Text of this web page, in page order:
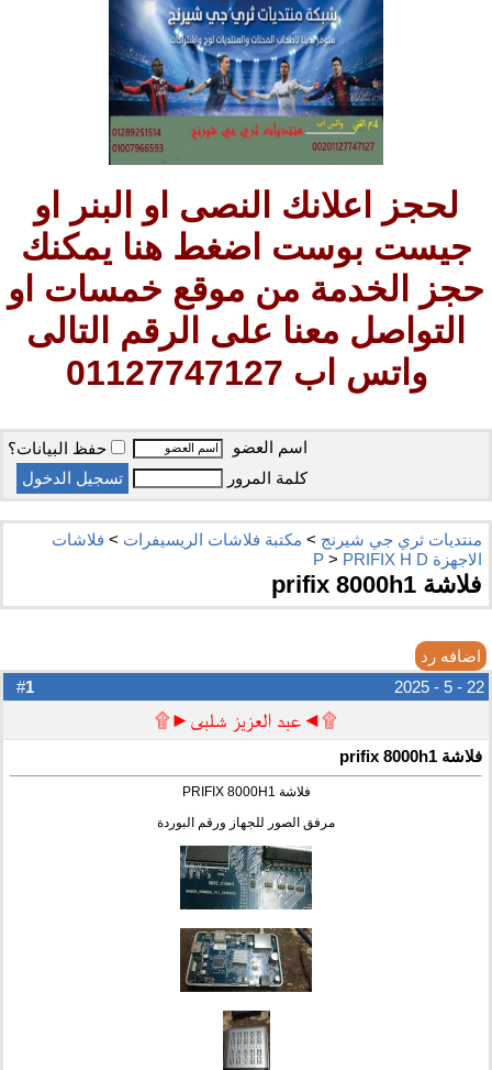
لحجز اعلانك النصى او البنر او
جيست بوست اضغط هنا يمكنك
حجز الخدمة من موقع خمسات او
التواصل معنا على الرقم التالى
واتس اب 01127747127
اسم العضو
حفظ البيانات؟
كلمة المرور
منتديات ثري جي شيرنج > مكتبة فلاشات الريسيفرات > فلاشات
الاجهزة P
> PRIFIX H D
فلاشة prifix 8000h1
اضافه رد
1 22 - 5 - 2025
۩◄عبد العزيز شلبى►۩
فلاشة prifix 8000h1
فلاشة PRIFIX 8000H1
مرفق الصور للجهاز ورقم البوردة